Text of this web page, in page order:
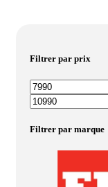
Filtrer par prix
Filtrer par marque